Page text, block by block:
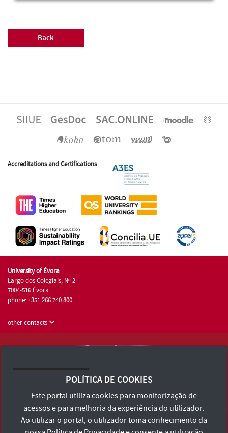
Back
Accreditations and Certifications
University of Évora
Largo dos Colegiais, Nº 2
7004-516 Évora
phone: +351 266 740 800
other contacts
Terms and Conditions and Privacy Policy
Accessibility Statement
POLÍTICA DE COOKIES
Este portal utiliza cookies para monitorização de
acessos e para melhoria da experiência do utilizador.
Ao utilizar o portal, o utilizador toma conhecimento da